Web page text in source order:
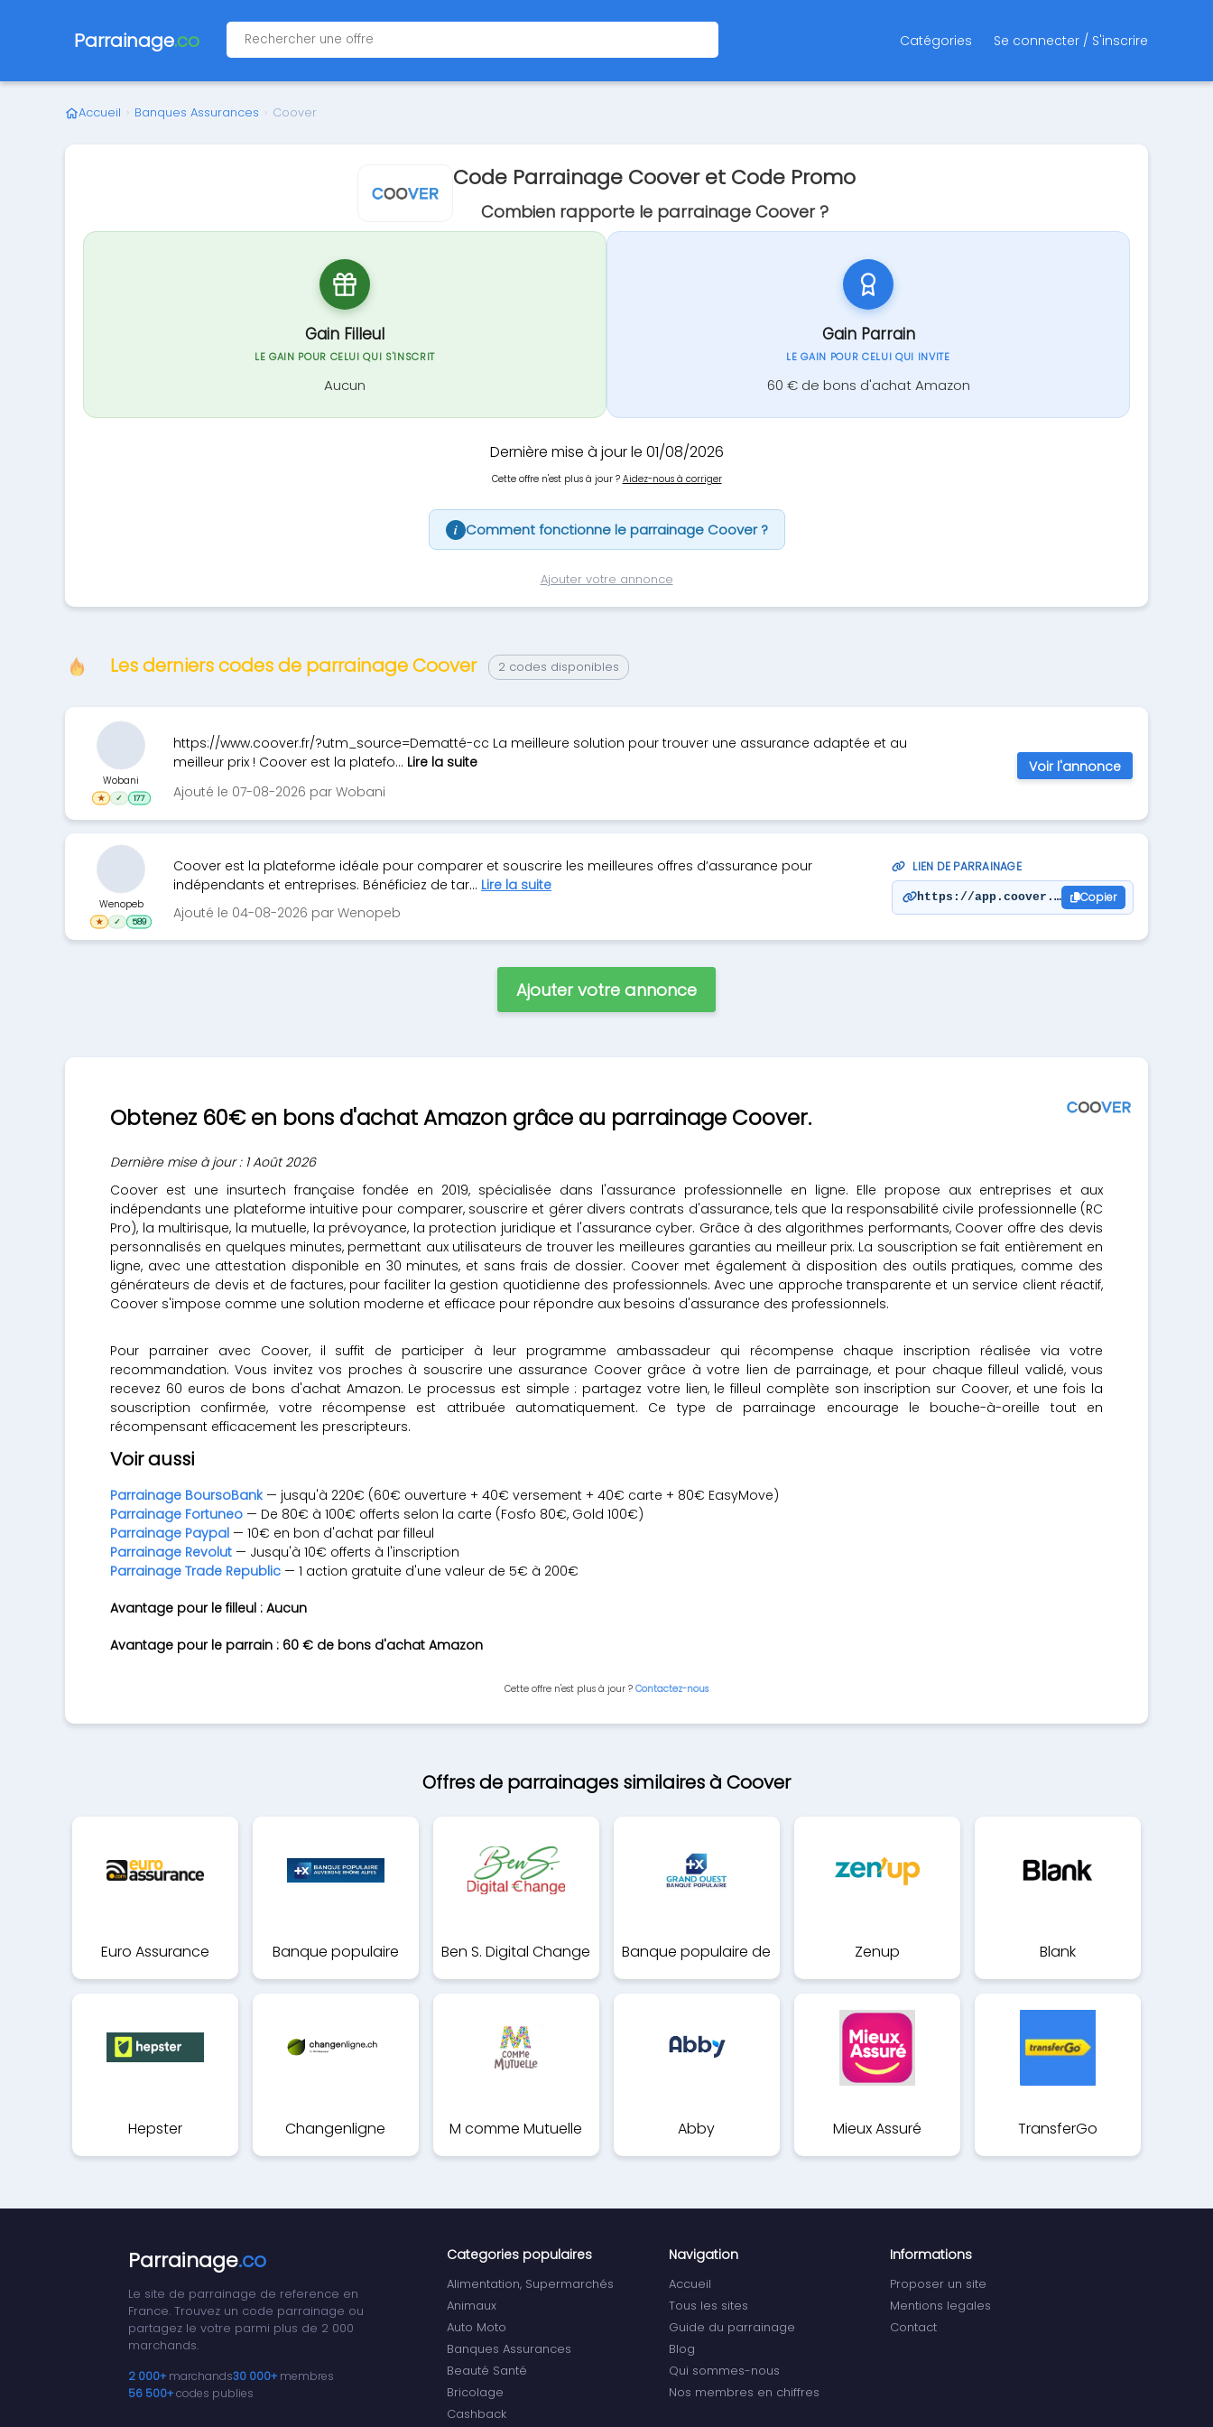
Parrainage.co Catégories Se connecter / S'inscrire
Accueil › Banques Assurances › Coover
Code Parrainage Coover et Code Promo
Combien rapporte le parrainage Coover ?
Gain Filleul
LE GAIN POUR CELUI QUI S'INSCRIT
Aucun
Gain Parrain
LE GAIN POUR CELUI QUI INVITE
60 € de bons d'achat Amazon
Dernière mise à jour le 01/08/2026
Cette offre n'est plus à jour ? Aidez-nous à corriger
i Comment fonctionne le parrainage Coover ?
Ajouter votre annonce
Les derniers codes de parrainage Coover 2 codes disponibles
https://www.coover.fr/?utm_source=Dematté-cc La meilleure solution pour trouver une assurance adaptée et au
meilleur prix ! Coover est la platefo... Lire la suite
Ajouté le 07-08-2026 par Wobani
Wobani
★ ✓ 177
Voir l'annonce
Coover est la plateforme idéale pour comparer et souscrire les meilleures offres d’assurance pour
indépendants et entreprises. Bénéficiez de tar... Lire la suite
Ajouté le 04-08-2026 par Wenopeb
LIEN DE PARRAINAGE
https://app.coover.fr/responsabilite-
Copier
Wenopeb
★ ✓ 589
Ajouter votre annonce
Obtenez 60€ en bons d'achat Amazon grâce au parrainage Coover.
Dernière mise à jour : 1 Août 2026
Coover est une insurtech française fondée en 2019, spécialisée dans l'assurance professionnelle en ligne. Elle propose aux entreprises et aux
indépendants une plateforme intuitive pour comparer, souscrire et gérer divers contrats d'assurance, tels que la responsabilité civile professionnelle (RC
Pro), la multirisque, la mutuelle, la prévoyance, la protection juridique et l'assurance cyber. Grâce à des algorithmes performants, Coover offre des devis
personnalisés en quelques minutes, permettant aux utilisateurs de trouver les meilleures garanties au meilleur prix. La souscription se fait entièrement en
ligne, avec une attestation disponible en 30 minutes, et sans frais de dossier. Coover met également à disposition des outils pratiques, comme des
générateurs de devis et de factures, pour faciliter la gestion quotidienne des professionnels. Avec une approche transparente et un service client réactif,
Coover s'impose comme une solution moderne et efficace pour répondre aux besoins d'assurance des professionnels.
Pour parrainer avec Coover, il suffit de participer à leur programme ambassadeur qui récompense chaque inscription réalisée via votre
recommandation. Vous invitez vos proches à souscrire une assurance Coover grâce à votre lien de parrainage, et pour chaque filleul validé, vous
recevez 60 euros de bons d'achat Amazon. Le processus est simple : partagez votre lien, le filleul complète son inscription sur Coover, et une fois la
souscription confirmée, votre récompense est attribuée automatiquement. Ce type de parrainage encourage le bouche-à-oreille tout en
récompensant efficacement les prescripteurs.
Voir aussi
Parrainage BoursoBank — jusqu'à 220€ (60€ ouverture + 40€ versement + 40€ carte + 80€ EasyMove)
Parrainage Fortuneo — De 80€ à 100€ offerts selon la carte (Fosfo 80€, Gold 100€)
Parrainage Paypal — 10€ en bon d'achat par filleul
Parrainage Revolut — Jusqu'à 10€ offerts à l'inscription
Parrainage Trade Republic — 1 action gratuite d'une valeur de 5€ à 200€
Avantage pour le filleul : Aucun
Avantage pour le parrain : 60 € de bons d'achat Amazon
Cette offre n'est plus à jour ? Contactez-nous
Offres de parrainages similaires à Coover
Euro Assurance Banque populaire Ben S. Digital Change Banque populaire de Zenup Blank
Hepster Changenligne M comme Mutuelle Abby Mieux Assuré TransferGo
Parrainage.co
Le site de parrainage de reference en
France. Trouvez un code parrainage ou
partagez le votre parmi plus de 2 000
marchands.
2 000+ marchands30 000+ membres
56 500+codes publies
Categories populaires
Alimentation, Supermarchés
Animaux
Auto Moto
Banques Assurances
Beauté Santé
Bricolage
Cashback
Navigation
Accueil
Tous les sites
Guide du parrainage
Blog
Qui sommes-nous
Nos membres en chiffres
Informations
Proposer un site
Mentions legales
Contact